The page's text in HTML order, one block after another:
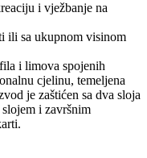
i vježbanje na
ili sa ukupnom visinom
i limova spojenih
cjelinu, temeljena
je zaštićen sa dva sloja
i završnim